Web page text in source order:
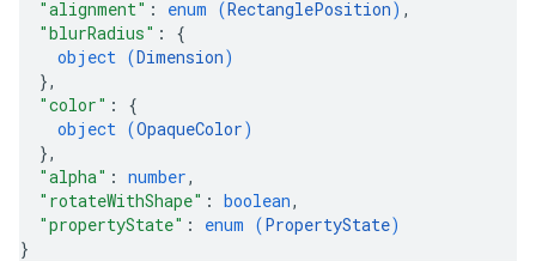
"alignment" : enum (RectanglePosition) ,
"blurRadius" : {
object (Dimension)
},
"color" : {
object (OpaqueColor)
},
"alpha" : number,
"rotateWithShape" : boolean,
"propertyState" : enum (PropertyState)
}